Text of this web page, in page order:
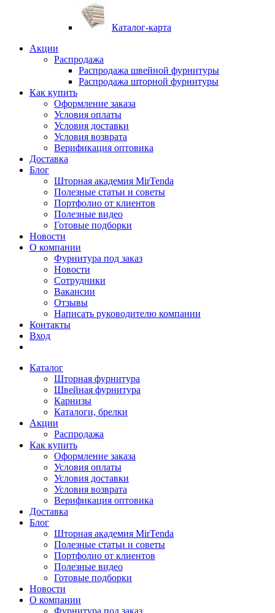
Каталог-карта
Акции
Распродажа
Распродажа швейной фурнитуры
Распродажа шторной фурнитуры
Как купить
Оформление заказа
Условия оплаты
Условия доставки
Условия возврата
Верификация оптовика
Доставка
Блог
Шторная академия MirTenda
Полезные статьи и советы
Портфолио от клиентов
Полезные видео
Готовые подборки
Новости
О компании
Фурнитура под заказ
Новости
Сотрудники
Вакансии
Отзывы
Написать руководителю компании
Контакты
Вход
Каталог
Шторная фурнитура
Швейная фурнитура
Карнизы
Каталоги, брелки
Акции
Распродажа
Как купить
Оформление заказа
Условия оплаты
Условия доставки
Условия возврата
Верификация оптовика
Доставка
Блог
Шторная академия MirTenda
Полезные статьи и советы
Портфолио от клиентов
Полезные видео
Готовые подборки
Новости
О компании
Фурнитура под заказ